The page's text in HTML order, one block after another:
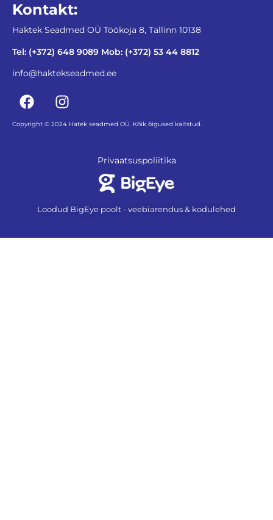
Kontakt:
Haktek Seadmed OÜ Töökoja 8, Tallinn 10138
Tel: (+372) 648 9089 Mob: (+372) 53 44 8812
info@haktekseadmed.ee
Copyright © 2024 Hatek seadmed OÜ. Kõik õigused kaitstud.
Privaatsuspoliitika
Loodud BigEye poolt - veebiarendus & kodulehed